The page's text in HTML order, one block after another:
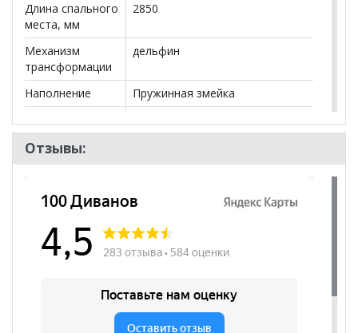
Длина спального
места, мм
2850
Механизм
трансформации
дельфин
Наполнение
Пружинная змейка
мест
Наличие короба
да
посадочного
места, мм
да
Отзывы: